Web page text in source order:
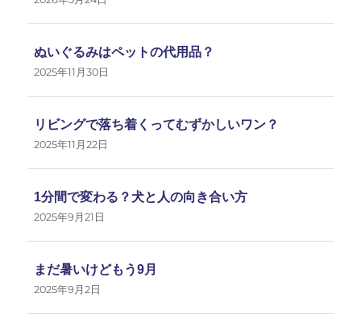
ぬいぐるみはペットの代用品？
2025年11月30日
リビングで落ち着くってむずかしいワン？
2025年11月22日
1分間で変わる？犬と人の向き合い方
2025年9月21日
まだ暑いけどもう9月
2025年9月2日